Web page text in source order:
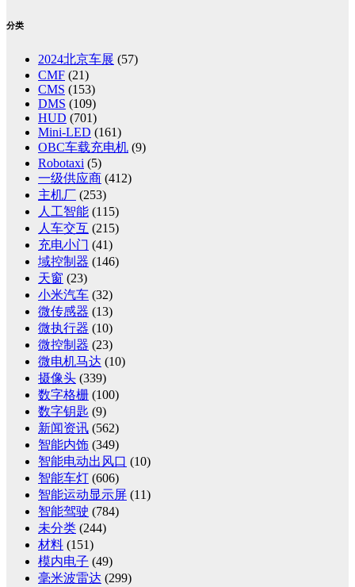
分类
2024北京车展 (57)
CMF (21)
CMS (153)
DMS (109)
HUD (701)
Mini-LED (161)
OBC车载充电机 (9)
Robotaxi (5)
一级供应商 (412)
主机厂 (253)
人工智能 (115)
人车交互 (215)
充电小门 (41)
域控制器 (146)
天窗 (23)
小米汽车 (32)
微传感器 (13)
微执行器 (10)
微控制器 (23)
微电机马达 (10)
摄像头 (339)
数字格栅 (100)
数字钥匙 (9)
新闻资讯 (562)
智能内饰 (349)
智能电动出风口 (10)
智能车灯 (606)
智能运动显示屏 (11)
智能驾驶 (784)
未分类 (244)
材料 (151)
模内电子 (49)
毫米波雷达 (299)